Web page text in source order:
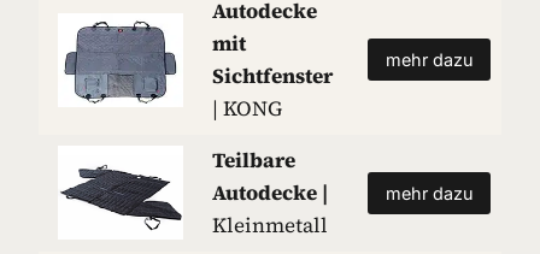
Autodecke
mit
Sichtfenster
| KONG
mehr dazu
Teilbare
Autodecke |
Kleinmetall
mehr dazu